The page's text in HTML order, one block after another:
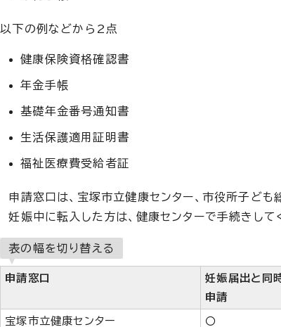
以下の例などから2点
健康保険資格確認書
年金手帳
基礎年金番号通知書
生活保護適用証明書
福祉医療費受給者証
申請窓口は、宝塚市立健康センター、市役所子ども
妊娠中に転入した方は、健康センターで手続きして
表の幅を切り替える
申請窓口
妊娠届出と同
申請
宝塚市立健康センター
〇